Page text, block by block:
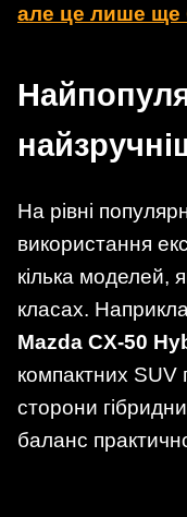
але це лише ще
На рівні
використання
кілька моделей,
класах.
Mazda CX-50
компактних SUV
сторони
баланс